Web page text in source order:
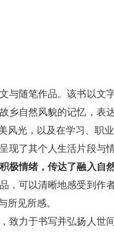
与随笔作品。该书以文
乡自然风貌的记忆，表
光，以及在学习、职
现了其个人生活片段与
极情绪，传达了融入自
，可以清晰地感受到作
所见所感。
致力于书写并弘扬人世